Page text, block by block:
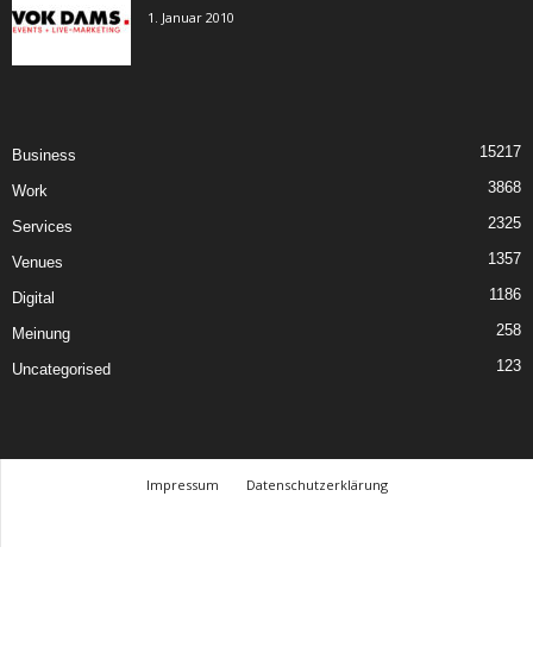
1. Januar 2010
Business 15217
Work 3868
Services 2325
Venues 1357
Digital 1186
Meinung 258
Uncategorised 123
Impressum
Datenschutzerklärung